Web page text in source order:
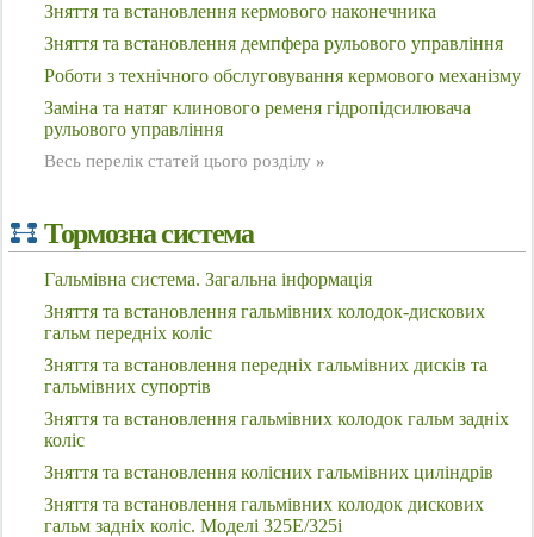
Зняття та встановлення кермового наконечника
Зняття та встановлення демпфера рульового управління
Роботи з технічного обслуговування кермового механізму
Заміна та натяг клинового ременя гідропідсилювача
рульового управління
Весь перелік статей цього розділу »
Тормозна система
Гальмівна система. Загальна інформація
Зняття та встановлення гальмівних колодок-дискових
гальм передніх коліс
Зняття та встановлення передніх гальмівних дисків та
гальмівних супортів
Зняття та встановлення гальмівних колодок гальм задніх
коліс
Зняття та встановлення колісних гальмівних циліндрів
Зняття та встановлення гальмівних колодок дискових
гальм задніх коліс. Моделі 325E/325i